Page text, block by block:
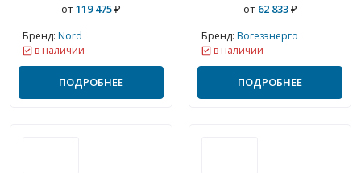
от119 475₽
Бренд: Nord
в наличии
ПОДРОБНЕЕ
от62 833₽
Бренд: Вогезэнерго
в наличии
ПОДРОБНЕЕ